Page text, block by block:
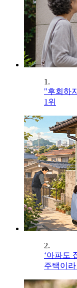
1.
"후회하
1위
2.
‘아파도
주택이